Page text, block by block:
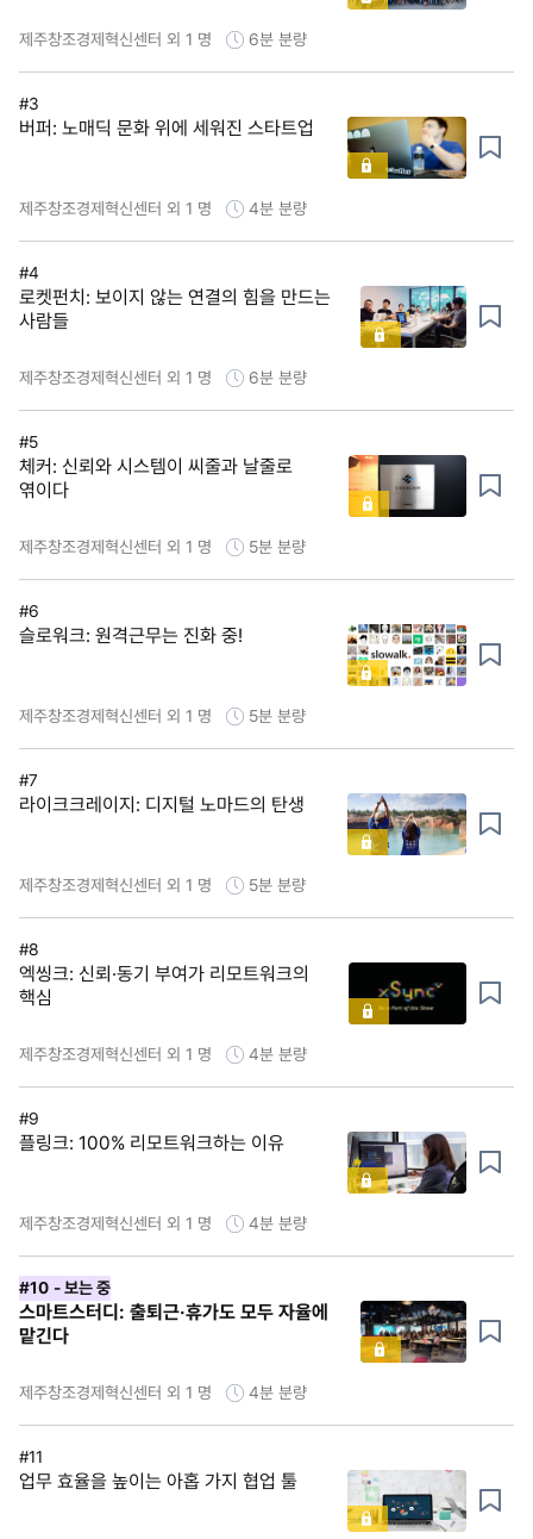
제주창조경제혁신센터 외 1 명 6분 분량
#3
버퍼: 노매딕 문화 위에 세워진 스타트업
제주창조경제혁신센터 외 1 명 4분 분량
#4
로켓펀치: 보이지 않는 연결의 힘을 만드는
사람들
제주창조경제혁신센터 외 1 명 6분 분량
#5
체커: 신뢰와 시스템이 씨줄과 날줄로
엮이다
제주창조경제혁신센터 외 1 명 5분 분량
#6
슬로워크: 원격근무는 진화 중!
제주창조경제혁신센터 외 1 명 5분 분량
#7
라이크크레이지: 디지털 노마드의 탄생
제주창조경제혁신센터 외 1 명 5분 분량
#8
엑씽크: 신뢰·동기 부여가 리모트워크의
핵심
제주창조경제혁신센터 외 1 명 4분 분량
#9
플링크: 100% 리모트워크하는 이유
제주창조경제혁신센터 외 1 명 4분 분량
#10 - 보는 중
스마트스터디: 출퇴근·휴가도 모두 자율에
맡긴다
제주창조경제혁신센터 외 1 명 4분 분량
#11
업무 효율을 높이는 아홉 가지 협업 툴